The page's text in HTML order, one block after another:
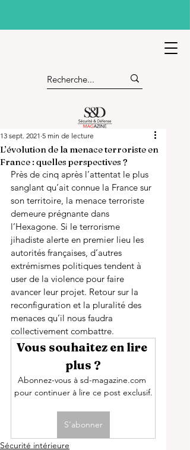
L’évolution de la menace terroriste en
France : quelles perspectives ?
13 sept. 2021 5 min de lecture
Près de cinq après l’attentat le plus
sanglant qu’ait connue la France sur
son territoire, la menace terroriste
demeure prégnante dans
l’Hexagone. Si le terrorisme
jihadiste alerte en premier lieu les
autorités françaises, d’autres
extrémismes politiques tendent à
user de la violence pour faire
avancer leur projet. Retour sur la
reconfiguration et la pluralité des
menaces qu’il nous faudra
collectivement combattre.
Vous souhaitez en lire
plus ?
Abonnez-vous à sd-magazine.com
pour continuer à lire ce post exclusif.
S'abonner
Sécurité intérieure